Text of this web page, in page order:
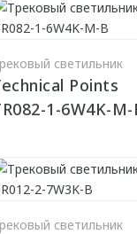
светильник
Points
1-6W4K-M-
светильник